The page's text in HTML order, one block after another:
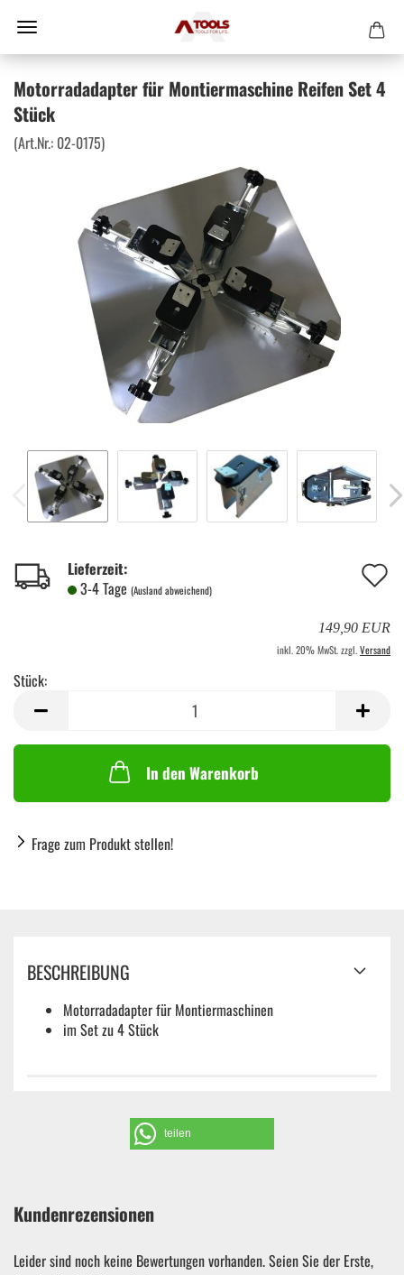
Motorradadapter für Montiermaschine Reifen Set 4
Stück
(Art.Nr.: 02-0175)
Lieferzeit:
3-4 Tage (Ausland abweichend)
149,90 EUR
inkl. 20% MwSt. zzgl.Versand
Stück:
In den Warenkorb
Frage zum Produkt stellen!
BESCHREIBUNG
Motorradadapter für Montiermaschinen
im Set zu 4 Stück
teilen
Kundenrezensionen
Leider sind noch keine Bewertungen vorhanden. Seien Sie der Erste,